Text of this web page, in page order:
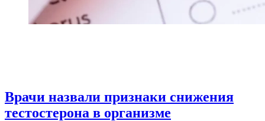
Врачи назвали признаки снижения
тестостерона в организме